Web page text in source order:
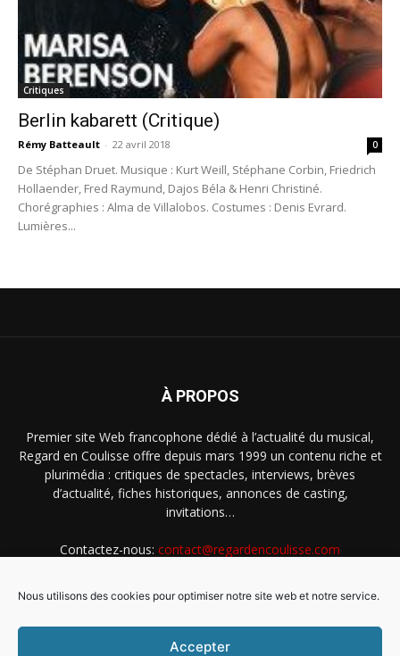
Nous utilisons des cookies pour optimiser notre site web et notre service.
Accepter
Critiques
Berlin kabarett (Critique)
Rémy Batteault - 22 avril 2018 0
De Stéphan Druet. Musique : Kurt Weill, Stéphane Corbin, Friedrich
Hollaender, Fred Raymund, Dajos Béla & Henri Christiné.
Chorégraphies : Alma de Villalobos. Costumes : Denis Evrard.
Lumières...
À PROPOS
Premier site Web francophone dédié à l’actualité du musical,
Regard en Coulisse offre depuis mars 1999 un contenu riche et
plurimédia : critiques de spectacles, interviews, brèves
d’actualité, fiches historiques, annonces de casting,
invitations…
Contactez-nous: contact@regardencoulisse.com